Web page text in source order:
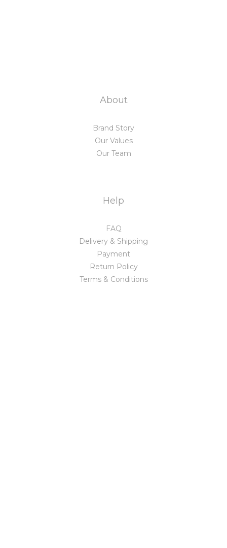
About
Brand Story
Our Values
Our Team
Help
FAQ
Delivery & Shipping
Payment
Return Policy
Terms & Conditions